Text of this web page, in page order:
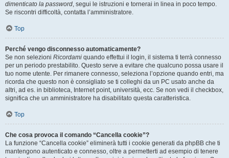
dimenticato la password, segui le istruzioni e tornerai in linea in poco tempo.
Se riscontri difficoltà, contatta l’amministratore.
Top
Perché vengo disconnesso automaticamente?
Se non selezioni Ricordami quando effettui il login, il sistema ti terrà connesso
per un periodo prestabilito. Questo serve a evitare che qualcuno possa usare il
tuo nome utente. Per rimanere connesso, seleziona l’opzione quando entri, ma
ricorda che questo non è consigliato se ti colleghi da un PC usato anche da
altri, ad es. in biblioteca, Internet point, università, ecc. Se non vedi il checkbox,
significa che un amministratore ha disabilitato questa caratteristica.
Top
Che cosa provoca il comando “Cancella cookie”?
La funzione “Cancella cookie” eliminerà tutti i cookie generati da phpBB che ti
mantengono autenticato e connesso, oltre a permetterti ad esempio di tenere